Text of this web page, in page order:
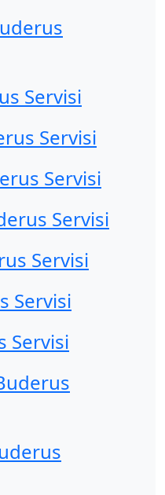
Servisi
Servisi
Servisi
Servisi
Servisi
Servisi
Servisi